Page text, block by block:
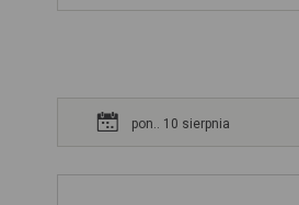
pon.. 10 sierpnia